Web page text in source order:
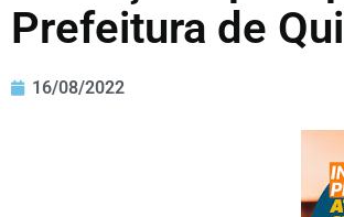
Prefeitura de
16/08/2022